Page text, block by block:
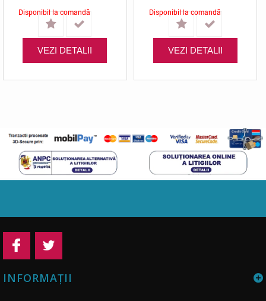
Disponibil la comandă
VEZI DETALII
Disponibil la comandă
VEZI DETALII
INFORMAŢII